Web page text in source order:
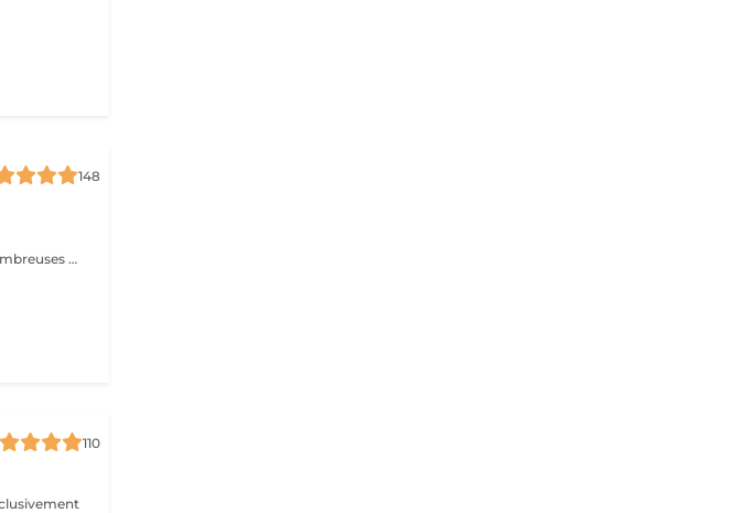
148
Le savon noir marocain est un trésor. Il possède de nombreuses propriétés hydratantes, exfoliantes et apaisantes qui sont très bénéfiques pour la peau humaine. Grâce à son action calmante, c'est la solution parfaite pour régénérer les cellules et obtenir une peau plus belle, ferme et lisse.
110